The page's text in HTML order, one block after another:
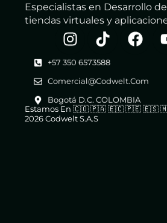
Especialistas en Desarrollo
tiendas virtuales y
+57 350 6573588
Comercial@codwelt.com
Bogotá D.C. COLOMBIA
Estamos En 🇨🇴 🇵🇦 🇪🇨 🇵🇪 🇪🇸
2026 Codwelt S.A.S